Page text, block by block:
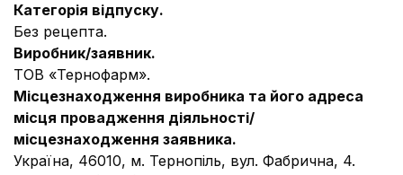
Категорія відпуску.
Без рецепта.
Виробник/заявник.
ТОВ «Тернофарм».
Місцезнаходження виробника та його адреса
місця провадження діяльності/
місцезнаходження заявника.
Україна, 46010, м. Тернопіль, вул. Фабрична, 4.